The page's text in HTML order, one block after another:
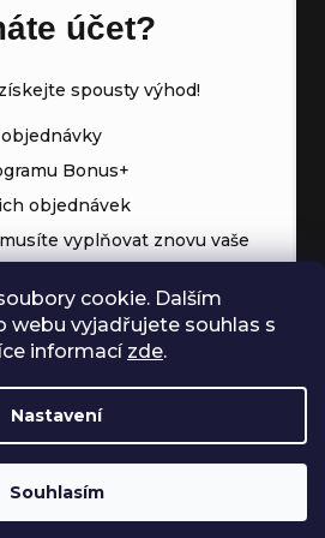
cookie. Dalším
vyjadřujete souhlas s
informací zde.
Nastavení
Souhlasím
účet?
spousty výhod!
Bonus+
objednávek
vyplňovat znovu vaše
ke slevám
Vytvořil Shoptet
. Všechna práva vyhrazena.Upravit